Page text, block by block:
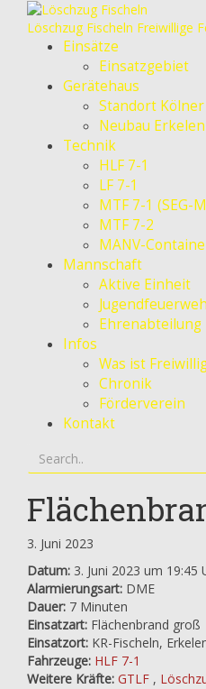
Löschzug Fischeln Freiwillige
Einsätze
Einsatzgebiet
Gerätehaus
Standort
Neubau
Technik
HLF 7-1
LF 7-1
MTF 7-1 (SEG-
MTF 7-2
MANV-
Mannschaft
Aktive Einheit
Ehrenabteilung
Infos
Was ist
Chronik
Förderverein
Kontakt
3. Juni 2023
Datum: 3. Juni 2023 um 19:45
Alarmierungsart: DME
Dauer: 7 Minuten
Einsatzart: Flächenbrand groß
Einsatzort: KR-Fischeln,
Fahrzeuge: HLF 7-1
Weitere Kräfte: GTLF ,